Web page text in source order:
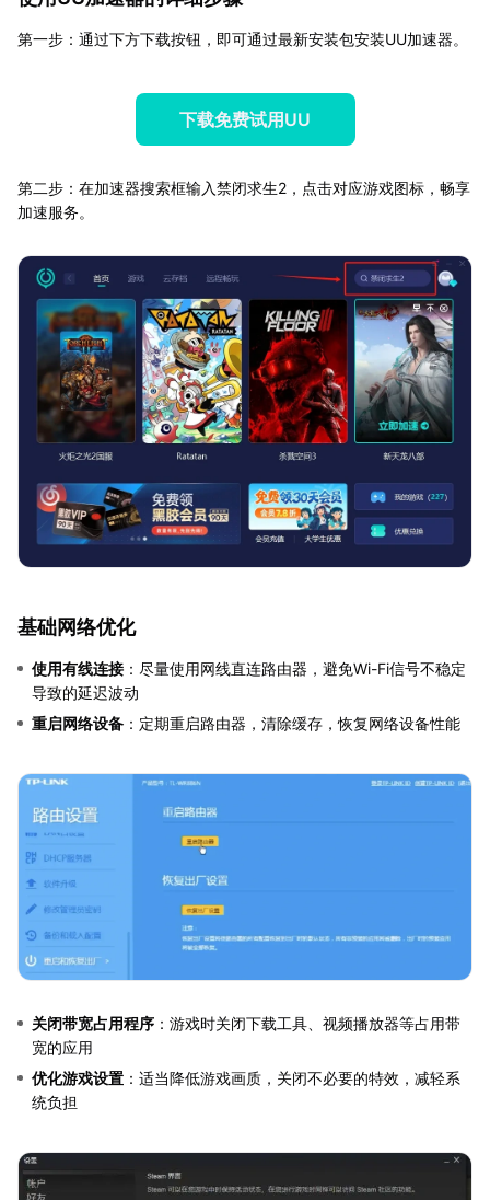
第一步：通过下方下载按钮，即可通过最新安装包安装UU加速器。
下载免费试用UU
第二步：在加速器搜索框输入禁闭求生2，点击对应游戏图标，畅享
加速服务。
基础网络优化
使用有线连接 ：尽量使用网线直连路由器，避免Wi-Fi信号不稳定
导致的延迟波动
重启网络设备 ：定期重启路由器，清除缓存，恢复网络设备性能
关闭带宽占用程序 ：游戏时关闭下载工具、视频播放器等占用带
宽的应用
优化游戏设置 ：适当降低游戏画质，关闭不必要的特效，减轻系
统负担